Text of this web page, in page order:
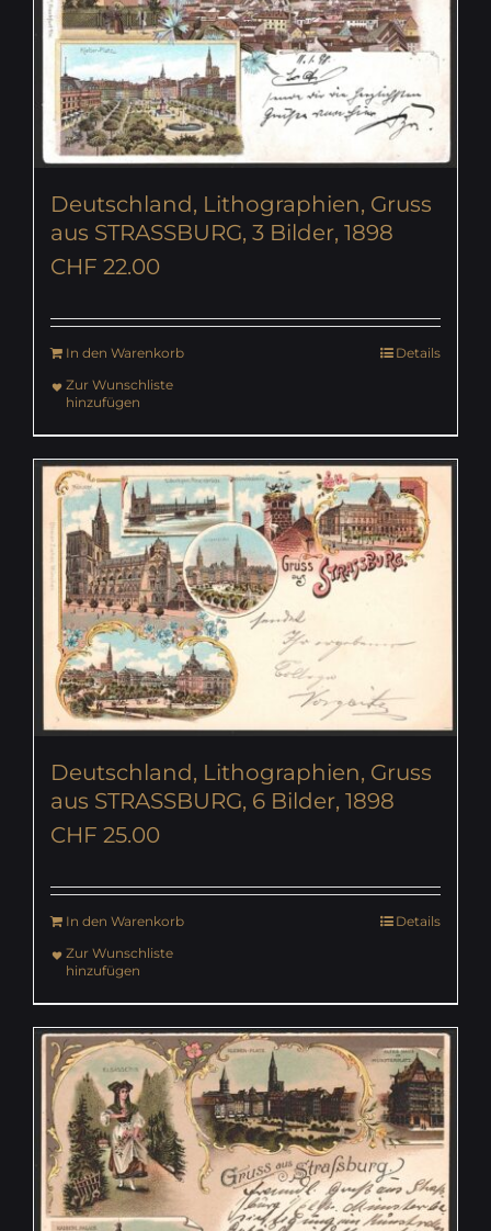
Deutschland, Lithographien, Gruss
aus STRASSBURG, 3 Bilder, 1898
CHF 22.00
In den Warenkorb
Details
Zur Wunschliste
hinzufügen
Deutschland, Lithographien, Gruss
aus STRASSBURG, 6 Bilder, 1898
CHF 25.00
In den Warenkorb
Details
Zur Wunschliste
hinzufügen